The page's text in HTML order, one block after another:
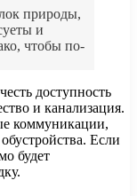
природы,
и
чтобы по-
доступность
и канализация.
коммуникации,
Если
будет